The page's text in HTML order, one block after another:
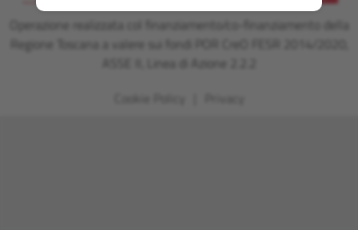
Operazione realizzata col finanziamento/co-finanziamento della
Regione Toscana a valere sui fondi POR CreO FESR 2014/2020,